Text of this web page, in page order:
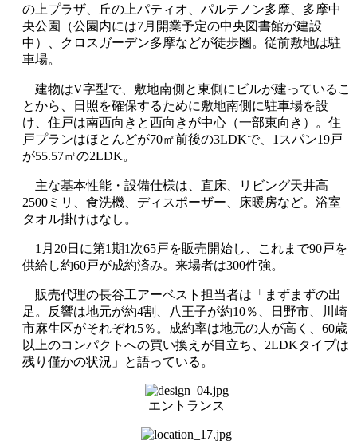
の上プラザ、丘の上パティオ、パルテノン多摩、多摩中
央公園（公園内には7月開業予定の中央図書館が建設
中）、クロスガーデン多摩などが徒歩圏。従前敷地は駐
車場。
建物はV字型で、敷地南側と東側にビルが建っているこ
とから、日照を確保するために敷地南側に駐車場を設
け、住戸は南西向きと西向きが中心（一部東向き）。住
戸プランはほとんどが70㎡前後の3LDKで、1スパン19戸
が55.57㎡の2LDK。
主な基本性能・設備仕様は、直床、リビング天井高
2500ミリ、食洗機、ディスポーザー、床暖房など。浴室
タオル掛けはなし。
1月20日に第1期1次65戸を販売開始し、これまで90戸を
供給し約60戸が成約済み。来場者は300件強。
販売代理の長谷工アーベスト担当者は「まずまずの出
足。反響は地元が約4割、八王子が約10％、日野市、川崎
市麻生区がそれぞれ5％。成約率は地元の人が高く、60歳
以上のコンパクトへの買い換えが目立ち、2LDKタイプは
残り僅かの状況」と語っている。
エントランス